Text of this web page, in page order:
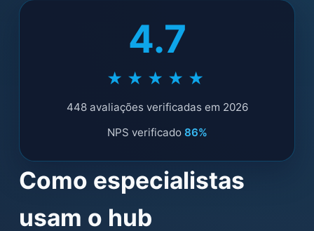
4.7
★★★★★
448 avaliações verificadas em 2026
NPS verificado 86%
Como especialistas
usam o hub